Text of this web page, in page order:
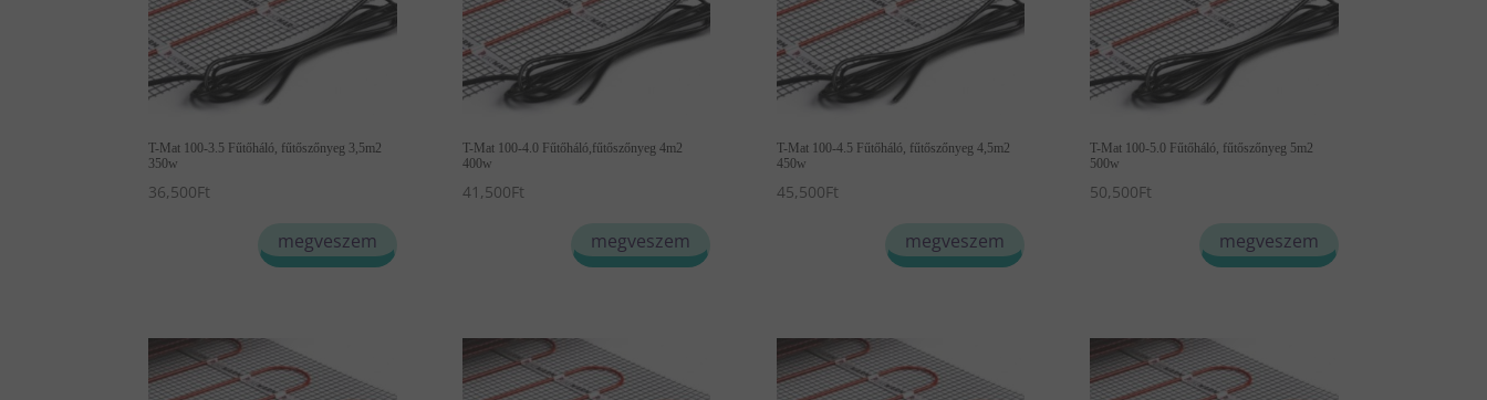
T-Mat 100-3.5 Fűtőháló, fűtőszőnyeg 3,5m2
350w
36,500Ft
megveszem
T-Mat 100-4.0 Fűtőháló,fűtőszőnyeg 4m2
400w
41,500Ft
megveszem
T-Mat 100-4.5 Fűtőháló, fűtőszőnyeg 4,5m2
450w
45,500Ft
megveszem
T-Mat 100-5.0 Fűtőháló, fűtőszőnyeg 5m2
500w
50,500Ft
megveszem